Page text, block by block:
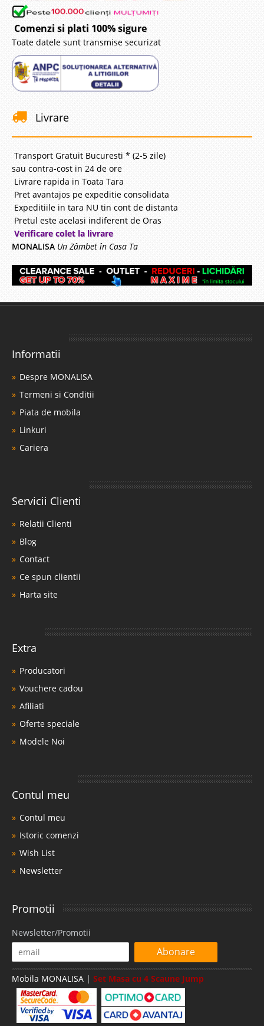
Comenzi si plati 100% sigure
Toate datele sunt transmise securizat
Livrare
Transport Gratuit Bucuresti * (2-5 zile)
sau contra-cost in 24 de ore
Livrare rapida in Toata Tara
Pret avantajos pe expeditie consolidata
Expeditiile in tara NU tin cont de distanta
Pretul este acelasi indiferent de Oras
Verificare colet la livrare
MONALISA Un Zâmbet în Casa Ta
Informatii
Despre MONALISA
Termeni si Conditii
Piata de mobila
Linkuri
Cariera
Servicii Clienti
Relatii Clienti
Blog
Contact
Ce spun clientii
Harta site
Extra
Producatori
Vouchere cadou
Afiliati
Oferte speciale
Modele Noi
Contul meu
Contul meu
Istoric comenzi
Wish List
Newsletter
Promotii
Newsletter/Promotii
Abonare
Mobila MONALISA | Set Masa cu 4 Scaune Jump